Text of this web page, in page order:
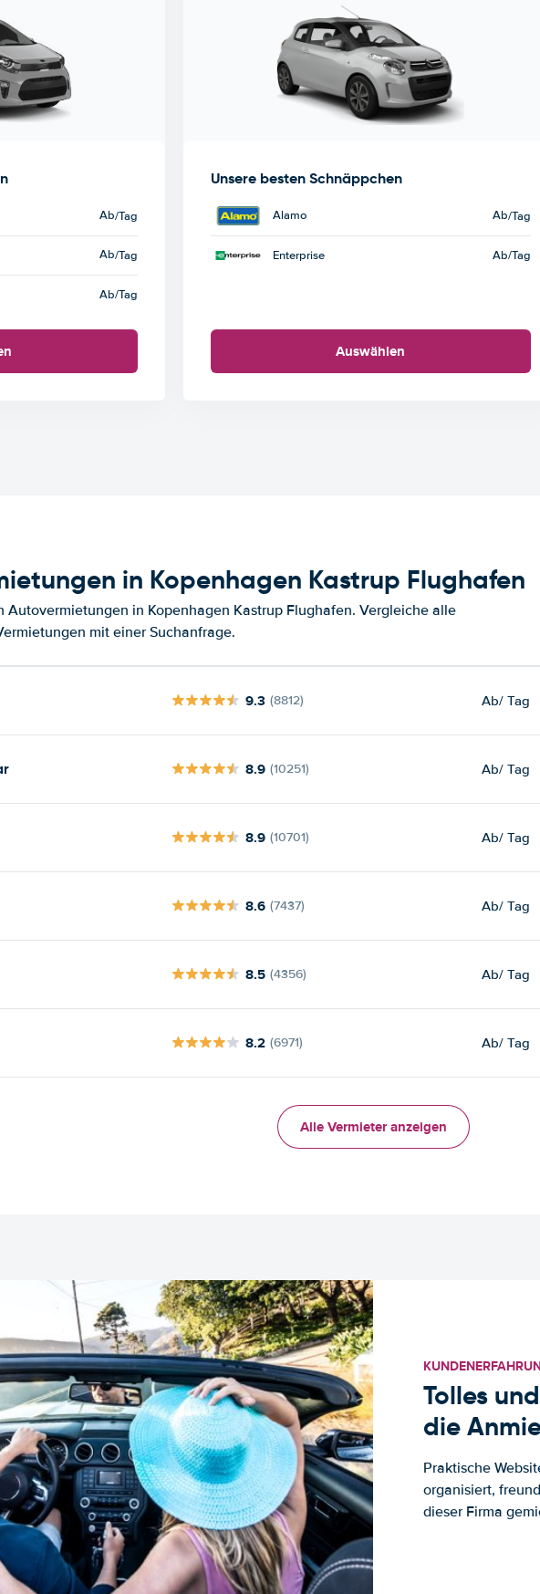
Ab/Tag
Ab/Tag
Ab/Tag
Unsere besten Schnäppchen
Alamo Ab/Tag
Enterprise Ab/Tag
Auswählen
in Kopenhagen Kastrup Flughafen
Autovermietungen in Kopenhagen Kastrup Flughafen. Vergleiche alle
mit einer Suchanfrage.
9.3 (8812) Ab/ Tag
8.9 (10251) Ab/ Tag
8.9 (10701) Ab/ Tag
8.6 (7437) Ab/ Tag
8.5 (4356) Ab/ Tag
8.2 (6971) Ab/ Tag
Alle Vermieter anzeigen
Tolles
die
Praktische
organisiert,
dieser Firma